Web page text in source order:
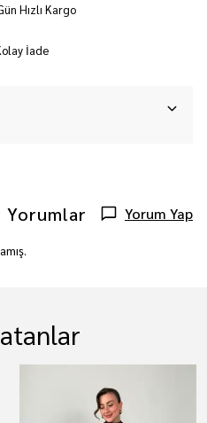
Hızlı Kargo
İade
Yorumlar Yorum Yap